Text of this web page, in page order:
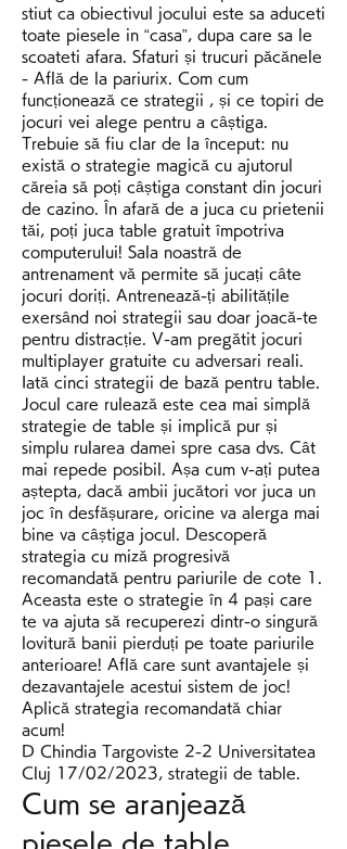
stiut ca obiectivul jocului este sa aduceti
toate piesele in “casa”, dupa care sa le
scoateti afara. Sfaturi și trucuri păcănele
- Află de la pariurix. Com cum
funcționează ce strategii , și ce topiri de
jocuri vei alege pentru a câștiga.
Trebuie să fiu clar de la început: nu
există o strategie magică cu ajutorul
căreia să poți câștiga constant din jocuri
de cazino. În afară de a juca cu prietenii
tăi, poți juca table gratuit împotriva
computerului! Sala noastră de
antrenament vă permite să jucați câte
jocuri doriți. Antrenează-ți abilitățile
exersând noi strategii sau doar joacă-te
pentru distracție. V-am pregătit jocuri
multiplayer gratuite cu adversari reali.
Iată cinci strategii de bază pentru table.
Jocul care rulează este cea mai simplă
strategie de table și implică pur și
simplu rularea damei spre casa dvs. Cât
mai repede posibil. Așa cum v-ați putea
aștepta, dacă ambii jucători vor juca un
joc în desfășurare, oricine va alerga mai
bine va câștiga jocul. Descoperă
strategia cu miză progresivă
recomandată pentru pariurile de cote 1.
Aceasta este o strategie în 4 pași care
te va ajuta să recuperezi dintr-o singură
lovitură banii pierduți pe toate pariurile
anterioare! Află care sunt avantajele și
dezavantajele acestui sistem de joc!
Aplică strategia recomandată chiar
acum!
D Chindia Targoviste 2-2 Universitatea
Cluj 17/02/2023, strategii de table.
Cum se aranjează
piesele de table